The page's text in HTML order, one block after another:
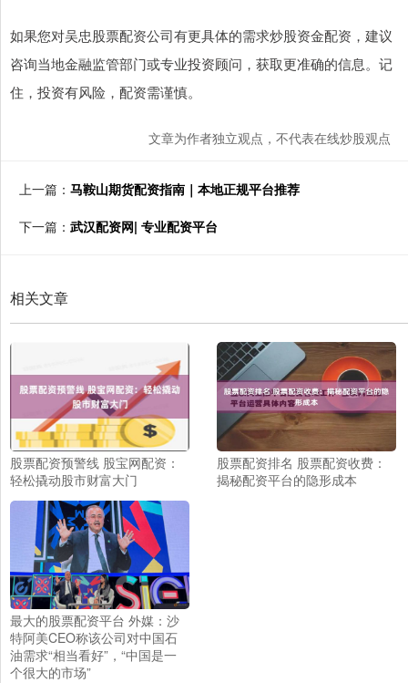
如果您对吴忠股票配资公司有更具体的需求炒股资金配资，建议
咨询当地金融监管部门或专业投资顾问，获取更准确的信息。记
住，投资有风险，配资需谨慎。
文章为作者独立观点，不代表在线炒股观点
上一篇： 马鞍山期货配资指南｜本地正规平台推荐
下一篇： 武汉配资网| 专业配资平台
相关文章
股票配资预警线 股宝网配资：
轻松撬动股市财富大门
股票配资排名 股票配资收费：
揭秘配资平台的隐形成本
最大的股票配资平台 外媒：沙
特阿美CEO称该公司对中国石
油需求“相当看好”，“中国是一
个很大的市场”